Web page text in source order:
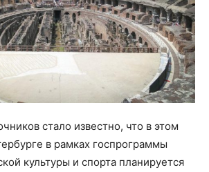
стало известно, что в этом
в рамках госпрограммы
культуры и спорта планируется